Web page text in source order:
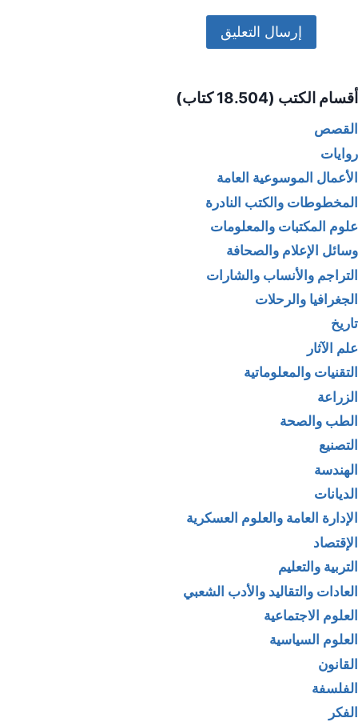
أقسام الكتب (18.504 كتاب)
القصص
روايات
الأعمال الموسوعية العامة
المخطوطات والكتب النادرة
علوم المكتبات والمعلومات
وسائل الإعلام والصحافة
التراجم والأنساب والشارات
الجغرافيا والرحلات
تاريخ
علم الآثار
التقنيات والمعلوماتية
الزراعة
الطب والصحة
التصنيع
الهندسة
الديانات
الإدارة العامة والعلوم العسكرية
الإقتصاد
التربية والتعليم
العادات والتقاليد والأدب الشعبي
العلوم الاجتماعية
العلوم السياسية
القانون
الفلسفة
الفكر